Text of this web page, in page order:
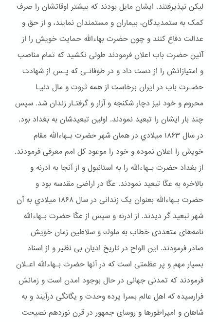
لیکن نپذیرفتند. ایشان مایل بودند که بیشتر اوقاتشان را صرف
کمک به ستمدیدگان، بیماران و مستمندان نمایند، و از حق و
عدالت دفاع کنند و چون حضرت بهاءالله حمایت خویش را از
آئین حضرت باب اعلان فرمودند طولی نکشید که تمام مناصب
و امتیازاتش را از دست داد و در طوفانـی که پـس از شهادت
حضـرت باب در ایران برخاست از همه ثروت و مال دنیـا
محروم و خود نیز دچار شكنجه و آزار و گرفتـار زندان شد. سپس
چند بار ایشان را تبعید نمودند. اولین تبعیدشان به بغداد بود.
در سال ۱۸۶۳ ميلادي در همان شهر حضرت بـهاءالله مقام
خويش را اعلان نموده و خود را موعود کل امم معرفی فرمودند.
از بغداد حضرت بـهاءالله را به استانبول و از آنجا به ادرنه و
بالاخره به عکّا تبعید نمودند. عکّا در اراضی مقدسه بود و
حضرت بـهاءالله بعنوان یک زندانی در سال ۱۸۶۸ ميلادي به آن
شهر تبعيد گر ديدند. از ادرنه و سپس از عکّا حضرت بـهاءالله
نامه‌های متعددی خطاب به ملوك و سلاطین زمان خویش
صادر فرمودند. این الواح در تاریخ ادیان بی نظیر و از اسناد
بسیار مهم و پر عظمتی است که در آنها حضرت بـهاءالله اعـلان
فرمودند که تمدنی جهانی در حال بوجود امدن است و زمانش
فرارسیده که اهل عالم بسرا پرده وحدت و یگانگی درآیند و به
شاهان و امپراطورها و روسای جمهور در قرن نوزدهم نصیحت